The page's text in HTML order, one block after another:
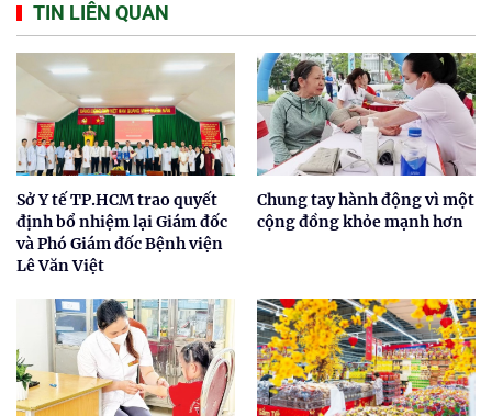
TIN LIÊN QUAN
Sở Y tế TP.HCM trao quyết
định bổ nhiệm lại Giám đốc
và Phó Giám đốc Bệnh viện
Lê Văn Việt
Chung tay hành động vì một
cộng đồng khỏe mạnh hơn